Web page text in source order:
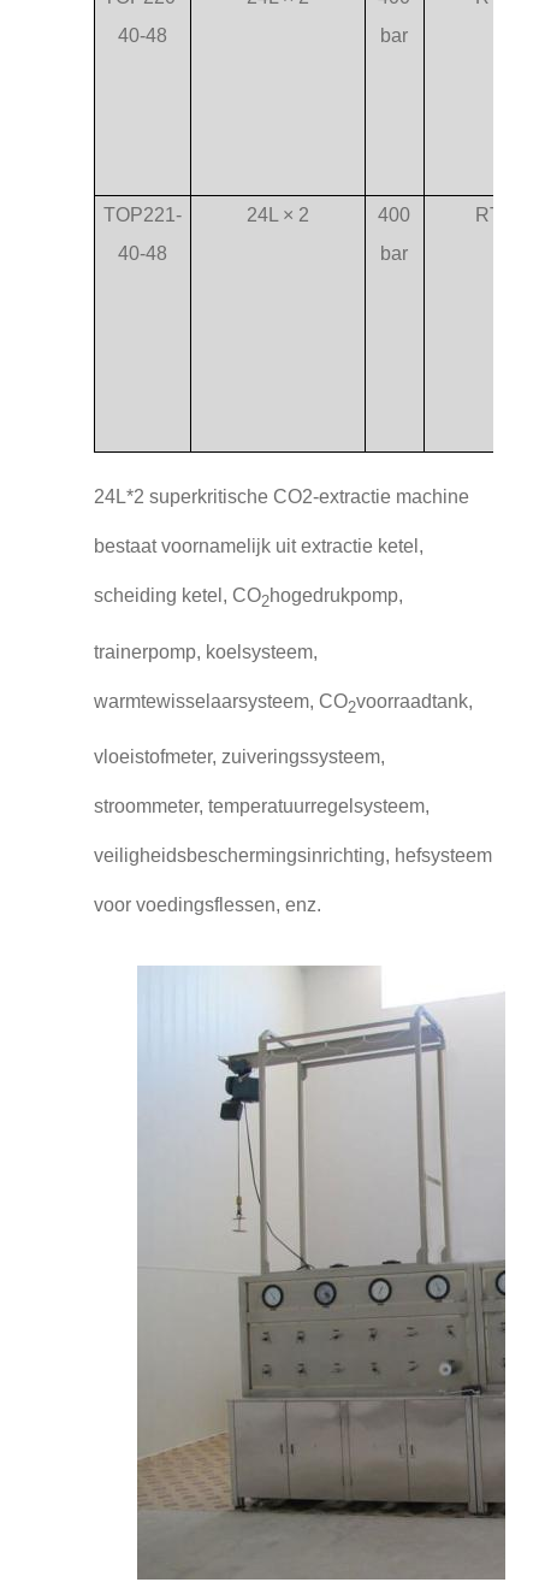
40-48
bar
TOP221-
40-48
24L × 2
400
bar
RT-
24L*2 superkritische CO2-extractie machine
bestaat voornamelijk uit extractie ketel,
scheiding ketel, CO2hogedrukpomp,
trainerpomp, koelsysteem,
warmtewisselaarsysteem, CO2voorraadtank,
vloeistofmeter, zuiveringssysteem,
stroommeter, temperatuurregelsysteem,
veiligheidsbeschermingsinrichting, hefsysteem
voor voedingsflessen, enz.